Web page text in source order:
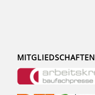
MITGLIEDSCHAFTEN